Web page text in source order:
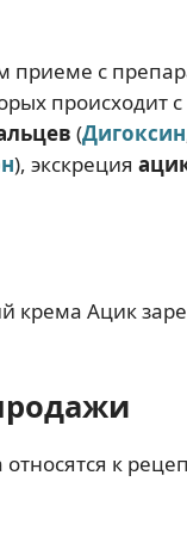
приеме с
происходит
(Дигоксин
), экскреция
крема Ацик
относятся к